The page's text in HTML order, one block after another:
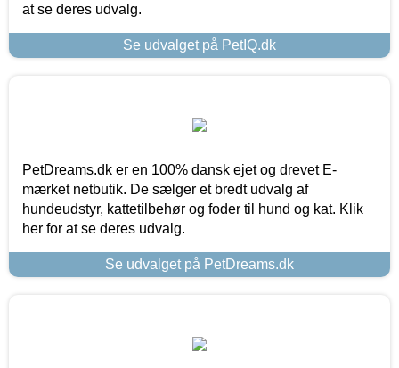
at se deres udvalg.
Se udvalget på PetIQ.dk
PetDreams.dk er en 100% dansk ejet og drevet E-
mærket netbutik. De sælger et bredt udvalg af
hundeudstyr, kattetilbehør og foder til hund og kat. Klik
her for at se deres udvalg.
Se udvalget på PetDreams.dk